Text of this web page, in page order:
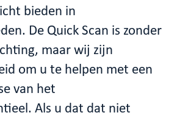
bieden in
De Quick Scan is zonder
maar wij zijn
om u te helpen met een
van het
Als u dat dat niet